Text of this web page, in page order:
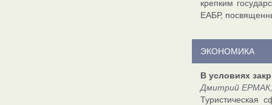
крепким
ЕАБР,
ЭКОНОМИКА
В условиях
Дмитрий
Туристическая